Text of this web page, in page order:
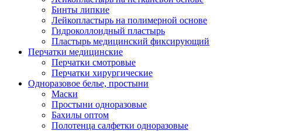
Бинты липкие
Лейкопластырь на полимерной основе
Гидроколлоидный пластырь
Пластырь медицинский фиксирующий
Перчатки медицинские
Перчатки смотровые
Перчатки хирургические
Одноразовое белье, простыни
Маски
Простыни одноразовые
Бахилы оптом
Полотенца салфетки одноразовые